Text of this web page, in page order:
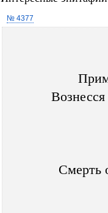
№ 4377
Смерть